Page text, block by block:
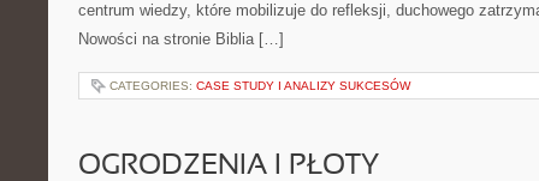
centrum wiedzy, które mobilizuje do refleksji, duchowego
Nowości na stronie Biblia […]
CATEGORIES: CASE STUDY I ANALIZY SUKCESÓW
OGRODZENIA I PŁOTY